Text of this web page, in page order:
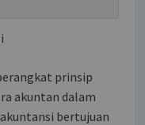
prinsip
akuntan dalam
bertujuan